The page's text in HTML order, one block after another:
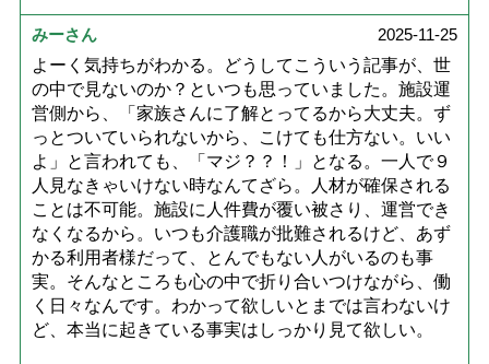
みーさん
2025-11-25
よーく気持ちがわかる。どうしてこういう記事が、世
の中で見ないのか？といつも思っていました。施設運
営側から、「家族さんに了解とってるから大丈夫。ず
っとついていられないから、こけても仕方ない。いい
よ」と言われても、「マジ？？！」となる。一人で９
人見なきゃいけない時なんてざら。人材が確保される
ことは不可能。施設に人件費が覆い被さり、運営でき
なくなるから。いつも介護職が批難されるけど、あず
かる利用者様だって、とんでもない人がいるのも事
実。そんなところも心の中で折り合いつけながら、働
く日々なんです。わかって欲しいとまでは言わないけ
ど、本当に起きている事実はしっかり見て欲しい。